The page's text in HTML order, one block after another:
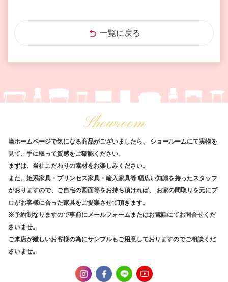
一覧に戻る
Showroom
当ホームページで気になる商品がございましたら、
ショールームにて実物を
見て、手に取って質感をご確認ください。
まずは、当社こだわりの素材をお楽しみください。
また、姫系家具・プリンセス家具・輸入家具等 幅広い知識を持ったスタッフ
がおりますので、ご自宅の図面等をお持ち頂ければ、
お家の間取りを元にプ
ロがお客様に合った家具をご提案させて頂きます。
※予約制なりますので事前にメールフォームまたはお電話にてお問合せくだ
さいませ。
ご来店が難しいお客様の為にサンプルもご用意しておりますのでご相談くだ
さいませ。